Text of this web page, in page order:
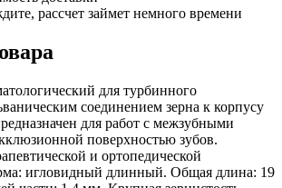
рассчет займет немного времени
для турбинного
соединением зерна к корпусу
для работ с межзубными
поверхностью зубов.
и ортопедической
игловидный длинный. Общая длина: 19